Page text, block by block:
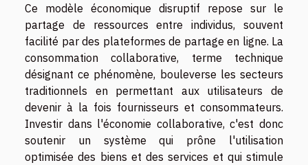
Ce modèle économique disruptif repose sur le
partage de ressources entre individus, souvent
facilité par des plateformes de partage en ligne. La
consommation collaborative, terme technique
désignant ce phénomène, bouleverse les secteurs
traditionnels en permettant aux utilisateurs de
devenir à la fois fournisseurs et consommateurs.
Investir dans l'économie collaborative, c'est donc
soutenir un système qui prône l'utilisation
optimisée des biens et des services et qui stimule